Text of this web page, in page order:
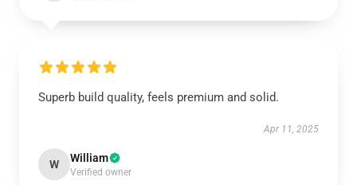
Superb build quality, feels premium and solid.
Apr 11, 2025
W William
Verified owner